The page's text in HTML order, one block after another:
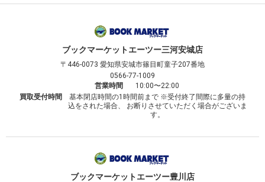
ブックマーケットエーツー三河安城店
〒446-0073 愛知県安城市篠目町童子207番地
0566-77-1009
営業時間
10:00〜22:00
買取受付時間
基本閉店時間の1時間前まで ※受付終了間際に多量の持
込をされた場合、 お断りさせていただく場合がございま
す。
ブックマーケットエーツー豊川店